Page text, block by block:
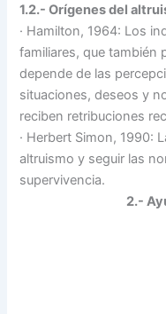
1.2.- Orígenes del
· Hamilton, 1964: Los
familiares, que también
depende de las
situaciones, deseos y
reciben retribuciones
· Herbert Simon, 1990:
altruismo y seguir las
supervivencia.
2.-